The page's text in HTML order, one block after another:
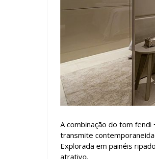
A combinação do tom
transmite
Explorada em painéis
atrativo.